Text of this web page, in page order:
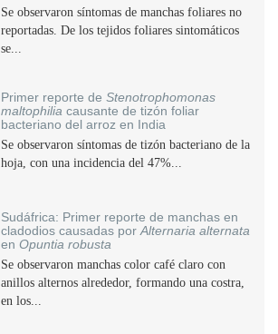
Se observaron síntomas de manchas foliares no
reportadas. De los tejidos foliares sintomáticos
se...
Primer reporte de Stenotrophomonas
maltophilia causante de tizón foliar
bacteriano del arroz en India
Se observaron síntomas de tizón bacteriano de la
hoja, con una incidencia del 47%...
Sudáfrica: Primer reporte de manchas en
cladodios causadas por Alternaria alternata
en Opuntia robusta
Se observaron manchas color café claro con
anillos alternos alrededor, formando una costra,
en los...